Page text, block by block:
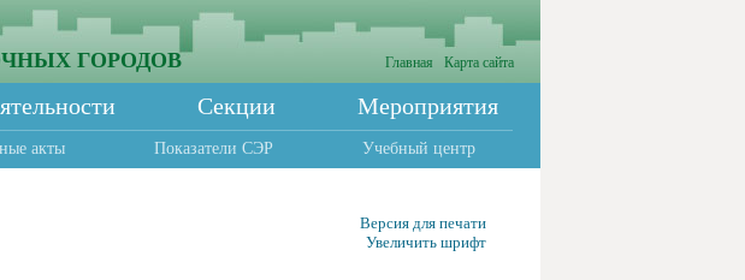
ГОРОДОВ Главная Карта сайта
Секции Мероприятия
акты Показатели СЭР Учебный центр
Версия для печати
Увеличить шрифт